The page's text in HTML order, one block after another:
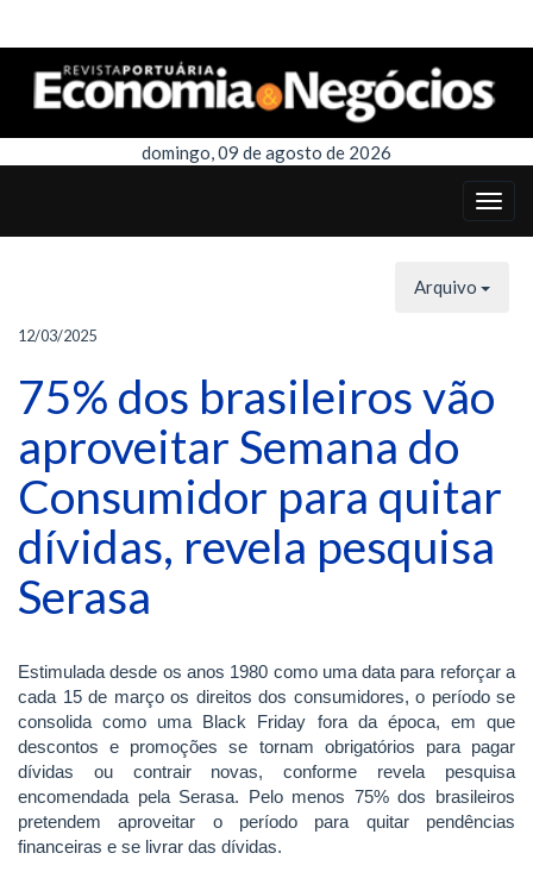
domingo, 09 de agosto de 2026
Arquivo
12/03/2025
75% dos brasileiros vão
aproveitar Semana do
Consumidor para quitar
dívidas, revela pesquisa
Serasa
Estimulada desde os anos 1980 como uma data para reforçar a
cada 15 de março os direitos dos consumidores, o período se
consolida como uma Black Friday fora da época, em que
descontos e promoções se tornam obrigatórios para pagar
dívidas ou contrair novas, conforme revela pesquisa
encomendada pela Serasa. Pelo menos 75% dos brasileiros
pretendem aproveitar o período para quitar pendências
financeiras e se livrar das dívidas.